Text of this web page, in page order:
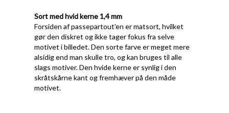
Sort med hvid kerne 1,4 mm
Forsiden af passepartout'en er matsort, hvilket
gør den diskret og ikke tager fokus fra selve
motivet i billedet. Den sorte farve er meget mere
alsidig end man skulle tro, og kan bruges til alle
slags motiver. Den hvide kerne er synlig i den
skråtskårne kant og fremhæver på den måde
motivet.